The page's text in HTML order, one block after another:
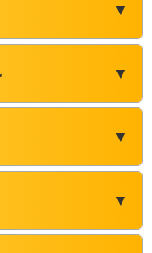
▼
▼
▼
▼